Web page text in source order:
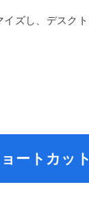
ズし、デスク
ートカッ